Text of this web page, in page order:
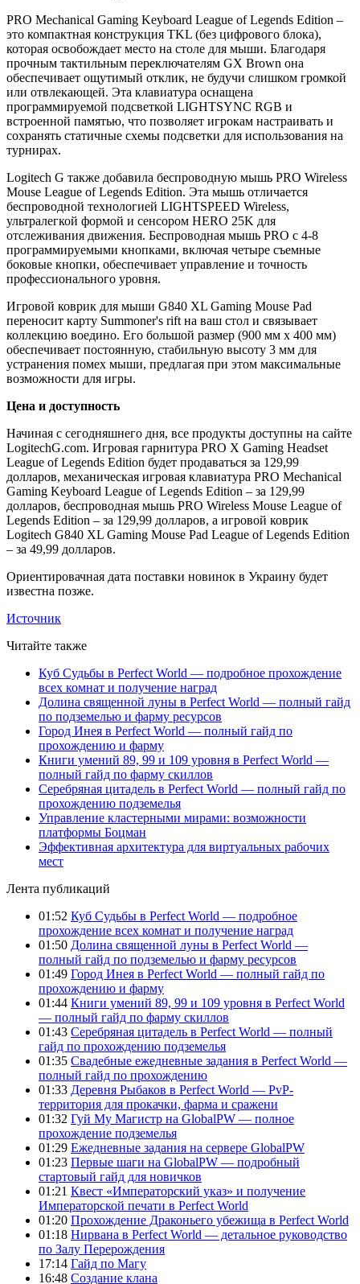
PRO Mechanical Gaming Keyboard League of Legends Edition –
это компактная конструкция TKL (без цифрового блока),
которая освобождает место на столе для мыши. Благодаря
прочным тактильным переключателям GX Brown она
обеспечивает ощутимый отклик, не будучи слишком громкой
или отвлекающей. Эта клавиатура оснащена
программируемой подсветкой LIGHTSYNC RGB и
встроенной памятью, что позволяет игрокам настраивать и
сохранять статичные схемы подсветки для использования на
турнирах.
Logitech G также добавила беспроводную мышь PRO Wireless
Mouse League of Legends Edition. Эта мышь отличается
беспроводной технологией LIGHTSPEED Wireless,
ультралегкой формой и сенсором HERO 25K для
отслеживания движения. Беспроводная мышь PRO с 4-8
программируемыми кнопками, включая четыре съемные
боковые кнопки, обеспечивает управление и точность
профессионального уровня.
Игровой коврик для мыши G840 XL Gaming Mouse Pad
переносит карту Summoner's rift на ваш стол и связывает
коллекцию воедино. Его большой размер (900 мм х 400 мм)
обеспечивает постоянную, стабильную высоту 3 мм для
устранения помех мыши, предлагая при этом максимальные
возможности для игры.
Цена и доступность
Начиная с сегодняшнего дня, все продукты доступны на сайте
LogitechG.com. Игровая гарнитура PRO X Gaming Headset
League of Legends Edition будет продаваться за 129,99
долларов, механическая игровая клавиатура PRO Mechanical
Gaming Keyboard League of Legends Edition – за 129,99
долларов, беспроводная мышь PRO Wireless Mouse League of
Legends Edition – за 129,99 долларов, а игровой коврик
Logitech G840 XL Gaming Mouse Pad League of Legends Edition
– за 49,99 долларов.
Ориентировачная дата поставки новинок в Украину будет
известна позже.
Источник
Читайте также
Куб Судьбы в Perfect World — подробное прохождение
всех комнат и получение наград
Долина священной луны в Perfect World — полный гайд
по подземелью и фарму ресурсов
Город Инея в Perfect World — полный гайд по
прохождению и фарму
Книги умений 89, 99 и 109 уровня в Perfect World —
полный гайд по фарму скиллов
Серебряная цитадель в Perfect World — полный гайд по
прохождению подземелья
Управление кластерными мирами: возможности
платформы Боцман
Эффективная архитектура для виртуальных рабочих
мест
Лента публикаций
01:52 Куб Судьбы в Perfect World — подробное
прохождение всех комнат и получение наград
01:50 Долина священной луны в Perfect World —
полный гайд по подземелью и фарму ресурсов
01:49 Город Инея в Perfect World — полный гайд по
прохождению и фарму
01:44 Книги умений 89, 99 и 109 уровня в Perfect World
— полный гайд по фарму скиллов
01:43 Серебряная цитадель в Perfect World — полный
гайд по прохождению подземелья
01:35 Свадебные ежедневные задания в Perfect World —
полный гайд по прохождению
01:33 Деревня Рыбаков в Perfect World — PvP-
территория для прокачки, фарма и сражени
01:32 Гуй Му Магистр на GlobalPW — полное
прохождение подземелья
01:29 Ежедневные задания на сервере GlobalPW
01:23 Первые шаги на GlobalPW — подробный
стартовый гайд для новичков
01:21 Квест «Императорский указ» и получение
Императорской печати в Perfect World
01:20 Прохождение Драконьего убежища в Perfect World
01:18 Нирвана в Perfect World — детальное руководство
по Залу Перерождения
17:14 Гайд по Магу
16:48 Создание клана